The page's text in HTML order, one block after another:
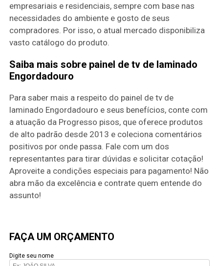
empresariais e residenciais, sempre com base nas
necessidades do ambiente e gosto de seus
compradores. Por isso, o atual mercado disponibiliza
vasto catálogo do produto.
Saiba mais sobre painel de tv de laminado
Engordadouro
Para saber mais a respeito do painel de tv de
laminado Engordadouro e seus benefícios, conte com
a atuação da Progresso pisos, que oferece produtos
de alto padrão desde 2013 e coleciona comentários
positivos por onde passa. Fale com um dos
representantes para tirar dúvidas e solicitar cotação!
Aproveite a condições especiais para pagamento! Não
abra mão da excelência e contrate quem entende do
assunto!
FAÇA UM ORÇAMENTO
Digite seu nome